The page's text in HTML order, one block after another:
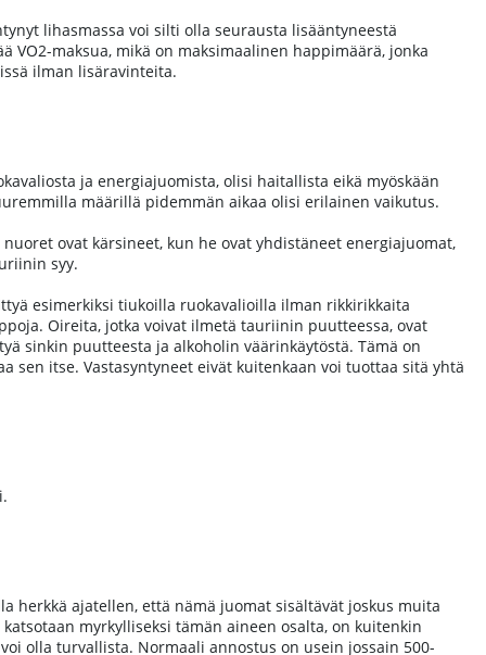
lihasmassa voi silti olla seurausta lisääntyneestä
maksua, mikä on maksimaalinen happimäärä, jonka
ilman lisäravinteita.
ja energiajuomista, olisi haitallista eikä myöskään
määrillä pidemmän aikaa olisi erilainen vaikutus.
ovat kärsineet, kun he ovat yhdistäneet energiajuomat,
syy.
esimerkiksi tiukoilla ruokavalioilla ilman rikkirikkaita
Oireita, jotka voivat ilmetä tauriinin puutteessa, ovat
sinkin puutteesta ja alkoholin väärinkäytöstä. Tämä on
sen itse. Vastasyntyneet eivät kuitenkaan voi tuottaa sitä yhtä
herkkä ajatellen, että nämä juomat sisältävät joskus muita
myrkylliseksi tämän aineen osalta, on kuitenkin
olla turvallista. Normaali annostus on usein jossain 500-